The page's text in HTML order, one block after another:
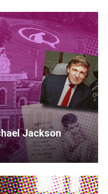
Jackson